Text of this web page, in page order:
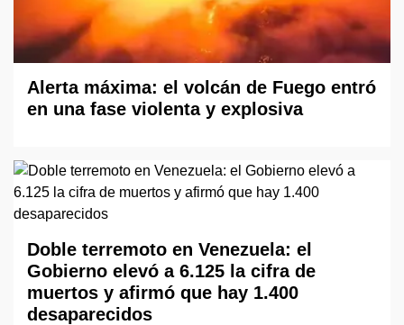
Alerta máxima: el volcán de Fuego entró
en una fase violenta y explosiva
Doble terremoto en Venezuela: el
Gobierno elevó a 6.125 la cifra de
muertos y afirmó que hay 1.400
desaparecidos